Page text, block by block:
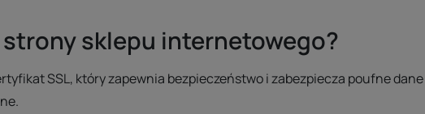
sklepu internetowego?
SSL, który zapewnia bezpieczeństwo i zabezpiecza poufne